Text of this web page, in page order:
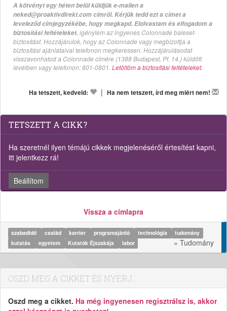
A kötvényt egy héten belül küldjük e-mailen a
neked@proaktivdirekt.com címről. Kérjük tedd ezt a címet a
leveleződ címjegyzékébe, hogy megkapd. Elolvastam és elfogadom a
biztosítási feltételeket, igénylem az ingyenes Colonnade baleset-
biztosítást. Hozzájárulok, hogy az Colonnade vagy megbízottja a
biztosítási ajánlataival telefonon megkeressen. Hozzájárulásodat
visszavonhatod a Colonnade címére (1388 Budapest, Pf. 14.) küldött
levélben vagy telefonon: 801-0801. Letöltöm a biztosítási feltételeket.
Ha tetszett, kedveld: | Ha nem tetszett, írd meg miért nem!
TETSZETT A CIKK?
Ha szeretnél ilyen témájú cikkek megjelenéséről értesítést kapni,
itt jelentkezz rá!
Beállítom
Vissza a címlapra
szabadidő család karrier programajánló technológia
tudomány
kutatás
egyetem Kutatók Éjszakája labor » Tudomány
OSZD MEG A CIKKET ÉS NYERJ...
Oszd meg a cikket. Ha még ingyenesen regisztrálsz is, akkor